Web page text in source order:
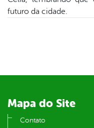
futuro da cidade.
Mapa do Site
Contato